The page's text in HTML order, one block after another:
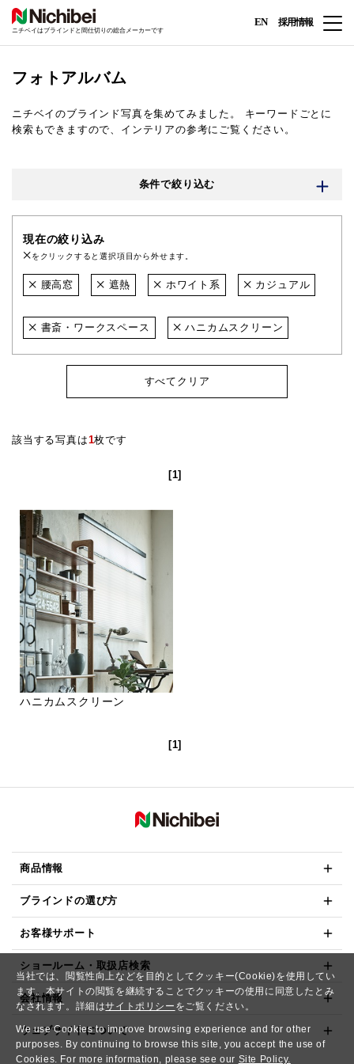
当社では、閲覧性向上などを目的としてクッキー(Cookie)を使用してい
ます。本サイトの閲覧を継続することでクッキーの使用に同意したとみ
なされます。詳細はサイトポリシー をご覧ください。
We use Cookies to improve browsing experience and for other
purposes. By continuing to browse this site, you accept the use of
Cookies. For more information, please see our Site Policy.
ニチベイはブラインドと間仕切りの総合メーカーです
EN 採用情報
フォトアルバム
ニチベイのブラインド写真を集めてみました。
キーワードごとに
検索もできますので、インテリアの参考にご覧ください。
条件で絞り込む
現在の絞り込み
をクリックすると選択項目から外せます。
腰高窓 遮熱 ホワイト系 カジュアル
書斎・ワークスペース ハニカムスクリーン
すべてクリア
該当する写真は1枚です
[1]
ハニカムスクリーン
[1]
商品情報
ブラインドの選び方
お客様サポート
ショールーム・取扱店検索
会社情報
ウェブサイトについて